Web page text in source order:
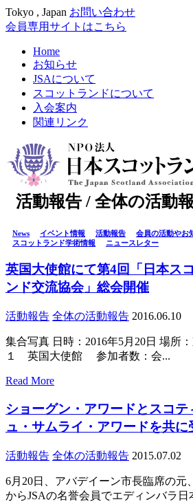
Tokyo , Japan お問い合わせ
会員専用サイトはこちら
Home
お知らせ
JSAについて
スコットランドについて
入会案内
関連リンク
活動報告 / 全体の活動
News イベント情報 活動報告
会員の活動やお
スコットランド学術情報
ニュースレター
英国大使館にて第4回「日本ス
ンド交流協会」総会開催
活動報告 全体の活動報告 2016.06.10
集合写真 日時：2016年5月20日 場所
１ 英国大使館 参加者数：会...
Read More
ショーグン・アワードとスコテ
ュ・サムライ・アワードを共に
活動報告 全体の活動報告 2015.07.02
6月20日、アバデイーン市長臨席の元
からJSAの名誉会員でエディンバラ日